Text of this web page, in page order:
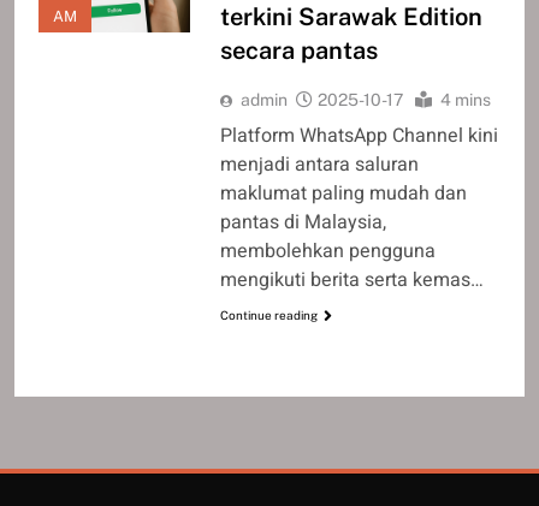
AM
terkini Sarawak Edition
secara pantas
admin 2025-10-17 4 mins
Platform WhatsApp Channel kini
menjadi antara saluran
maklumat paling mudah dan
pantas di Malaysia,
membolehkan pengguna
mengikuti berita serta kemas…
Continue reading